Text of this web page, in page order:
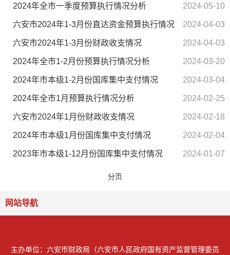
2024年全市一季度预算执行情况分析 2024-05-10
六安市2024年1-3月份直达资金预算执行情况 2024-04-03
六安市2024年1-3月份财政收支情况 2024-04-03
2024年全市1-2月份预算执行情况分析 2024-03-20
2024年市本级1-2月份国库集中支付情况 2024-03-04
2024年全市1月预算执行情况分析 2024-02-25
六安市2024年1月份财政收支情况 2024-02-18
2024年市本级1月份国库集中支付情况 2024-02-04
2023年市本级1-12月份国库集中支付情况 2024-01-07
分页
网站导航
主办单位：六安市财政局（六安市人民政府国有资产监督管理委员